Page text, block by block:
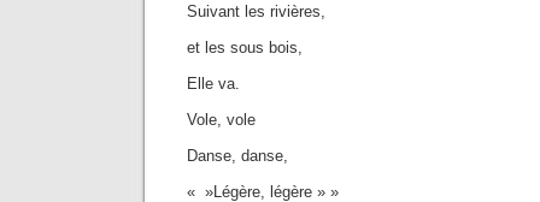
Suivant les rivières,
et les sous bois,
Elle va.
Vole, vole
Danse, danse,
« »Légère, légère » »